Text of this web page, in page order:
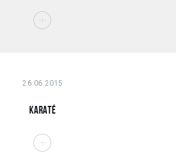
26.06.2015
Karaté